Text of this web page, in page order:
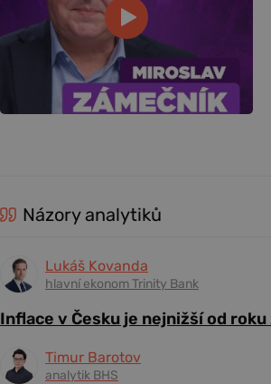
Názory analytiků
Lukáš Kovanda
hlavní ekonom Trinity Bank
Inflace v Česku je nejnižší od roku
Timur Barotov
analytik BHS